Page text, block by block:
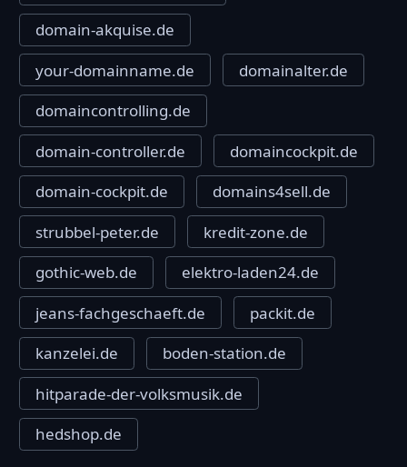
domain-akquise.de
your-domainname.de
domainalter.de
domaincontrolling.de
domain-controller.de
domaincockpit.de
domain-cockpit.de
domains4sell.de
strubbel-peter.de
kredit-zone.de
gothic-web.de
elektro-laden24.de
jeans-fachgeschaeft.de
packit.de
kanzelei.de
boden-station.de
hitparade-der-volksmusik.de
hedshop.de